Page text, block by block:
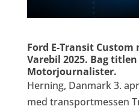
Ford E-Transit
Varebil 2025. Bag
Motorjournalister.
Herning, Danmark 3.
med transportmessen